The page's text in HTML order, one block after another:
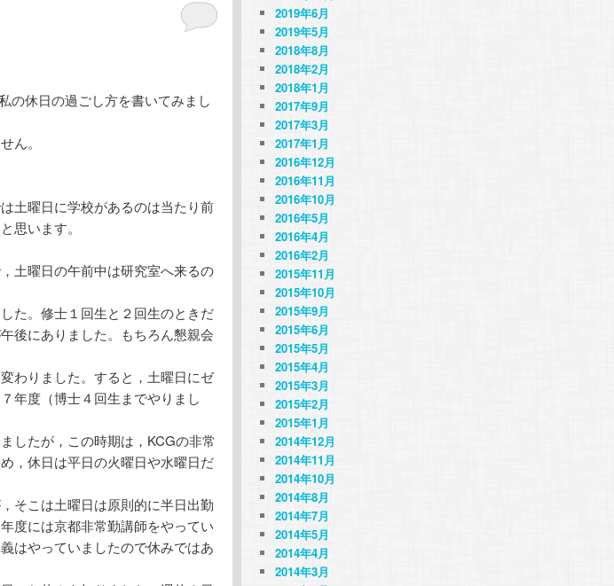
の休日の過ごし方を書いてみまし
ん。
土曜日に学校があるのは当たり前
思います。
土曜日の午前中は研究室へ来るの
た。修士１回生と２回生のときだ
後にありました。もちろん懇親会
わりました。すると，土曜日にゼ
年度（博士４回生までやりまし
したが，この時期は，KCGの非常
，休日は平日の火曜日や水曜日だ
そこは土曜日は原則的に半日出勤
度には京都非常勤講師をやってい
はやっていましたので休みではあ
2019年6月
2019年5月
2018年8月
2018年2月
2018年1月
2017年9月
2017年3月
2017年1月
2016年12月
2016年11月
2016年10月
2016年5月
2016年4月
2016年2月
2015年11月
2015年10月
2015年9月
2015年6月
2015年5月
2015年4月
2015年3月
2015年2月
2015年1月
2014年12月
2014年11月
2014年10月
2014年8月
2014年7月
2014年5月
2014年4月
2014年3月